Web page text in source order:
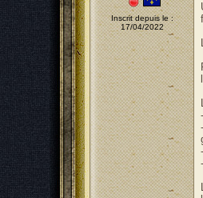
Inscrit depuis le :
17/04/2022